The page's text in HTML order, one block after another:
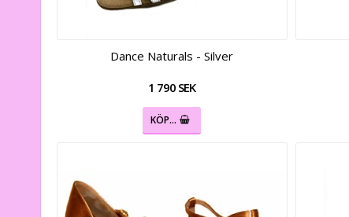
Dance Naturals - Silver
1 790 SEK
KÖP…